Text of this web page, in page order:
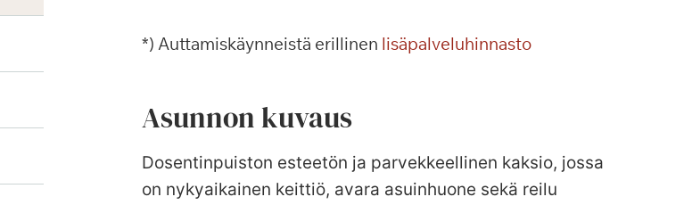
*) Auttamiskäynneistä erillinen lisäpalveluhinnasto
Asunnon kuvaus
Dosentinpuiston esteetön ja parvekkeellinen kaksio, jossa
on nykyaikainen keittiö, avara asuinhuone sekä reilu